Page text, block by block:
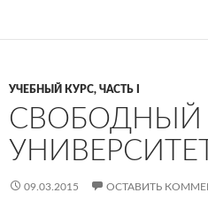
УЧЕБНЫЙ КУРС, ЧАСТЬ I
СВОБОДНЫЙ
09.03.2015 ОСТАВИТЬ